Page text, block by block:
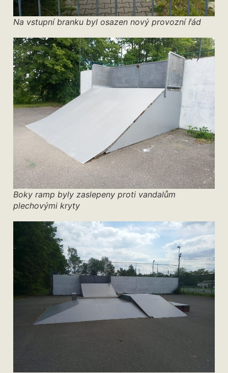
Na vstupní branku byl osazen nový provozní řád
Boky ramp byly zaslepeny proti vandalům
plechovými kryty